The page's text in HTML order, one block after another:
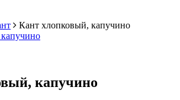
Кант хлопковый, капучино
капучино